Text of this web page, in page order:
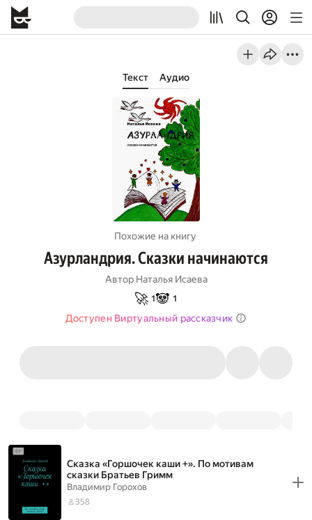
Текст Аудио
Похожие на книгу
Азурландрия. Сказки начинаются
Автор Наталья Исаева
🚀 1🐼 1
Доступен Виртуальный рассказчик
Сказка «Горшочек каши +». По мотивам
сказки Братьев Гримм
Владимир Горохов
358